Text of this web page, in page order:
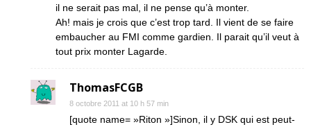
il ne serait pas mal, il ne pense qu’à monter.
Ah! mais je crois que c’est trop tard. Il vient de se faire
embaucher au FMI comme gardien. Il parait qu’il veut à
tout prix monter Lagarde.
ThomasFCGB
8 octobre 2011 at 10 h 57 min
[quote name= »Riton »]Sinon, il y DSK qui est peut-